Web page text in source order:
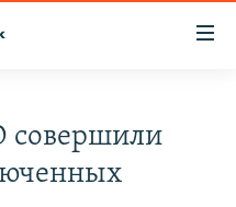
совершили